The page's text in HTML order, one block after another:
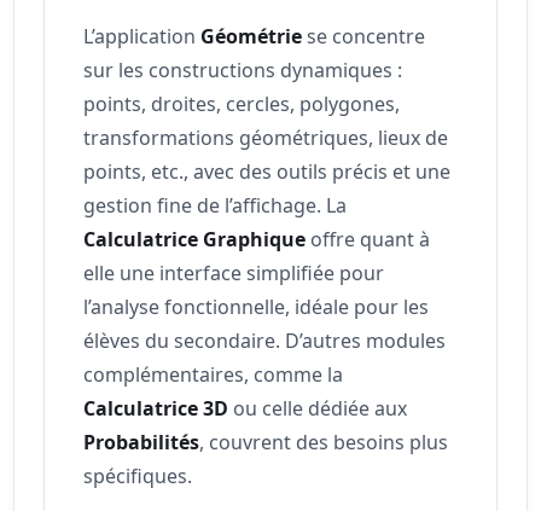
L’application Géométriese concentre
sur les constructions dynamiques :
points, droites, cercles, polygones,
transformations géométriques, lieux de
points, etc., avec des outils précis et une
gestion fine de l’affichage. La
Calculatrice Graphique offre quant à
elle une interface simplifiée pour
l’analyse fonctionnelle, idéale pour les
élèves du secondaire. D’autres modules
complémentaires, comme la
Calculatrice 3D ou celle dédiée aux
Probabilités, couvrent des besoins plus
spécifiques.